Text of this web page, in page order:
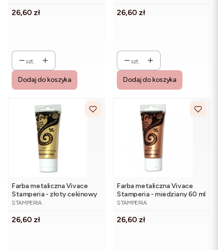
Cena
26,60 zł
szt.
Dodaj do koszyka
Cena
26,60 zł
szt.
Dodaj do koszyka
Farba metaliczna Vivace
Stamperia - złoty cekinowy
60 ml
PRODUCENT
STAMPERIA
Cena
26,60 zł
Farba metaliczna Vivace
Stamperia - miedziany 60 ml
PRODUCENT
STAMPERIA
Cena
26,60 zł